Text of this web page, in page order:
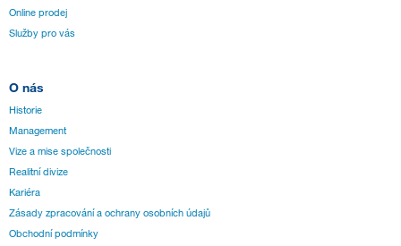
Online prodej
Služby pro vás
O nás
Historie
Management
Vize a mise společnosti
Realitní divize
Kariéra
Zásady zpracování a ochrany osobních údajů
Obchodní podmínky